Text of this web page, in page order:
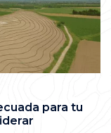
para tu